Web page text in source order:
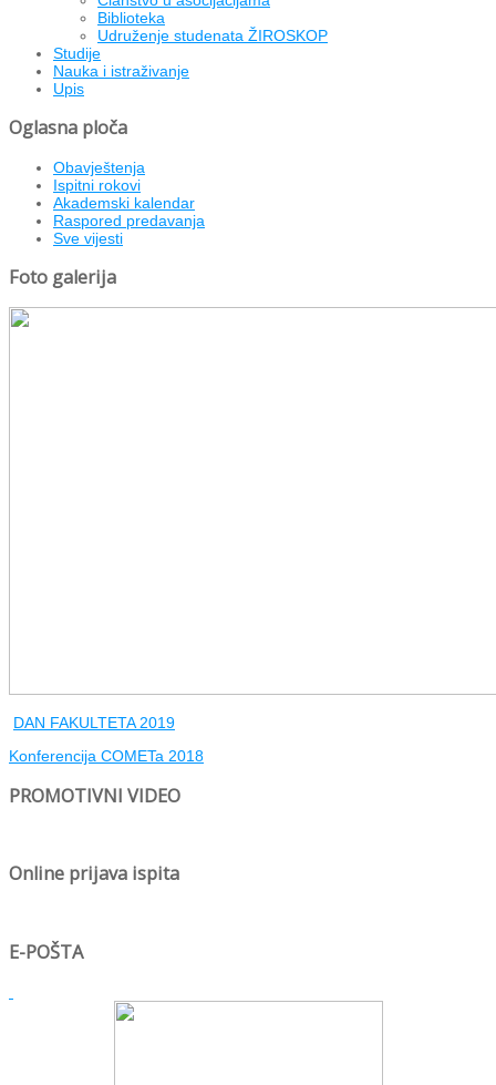
Biblioteka
Udruženje studenata ŽIROSKOP
Studije
Nauka i istraživanje
Upis
Oglasna ploča
Obavještenja
Ispitni rokovi
Akademski kalendar
Raspored predavanja
Sve vijesti
Foto galerija
DAN FAKULTETA 2019
Konferencija COMETa 2018
PROMOTIVNI VIDEO
Online prijava ispita
E-POŠTA